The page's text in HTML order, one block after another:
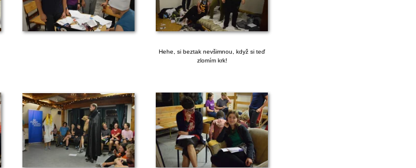
Hehe, si beztak nevšimnou, když si teď
zlomím krk!